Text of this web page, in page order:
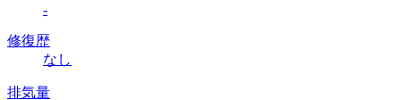
-
修復歴
なし
排気量